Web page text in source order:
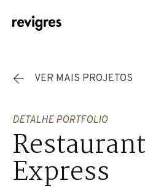
Saltar para o conteúdo principal
VER MAIS PROJETOS
DETALHE PORTFOLIO
Express